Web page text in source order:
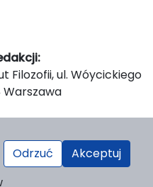
Filozofii, ul. Wóycickiego
Warszawa
ul. Dewajtis 5, domek
Odrzuć Akceptuj